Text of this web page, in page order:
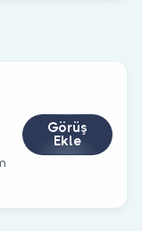
Görüş
Ekle